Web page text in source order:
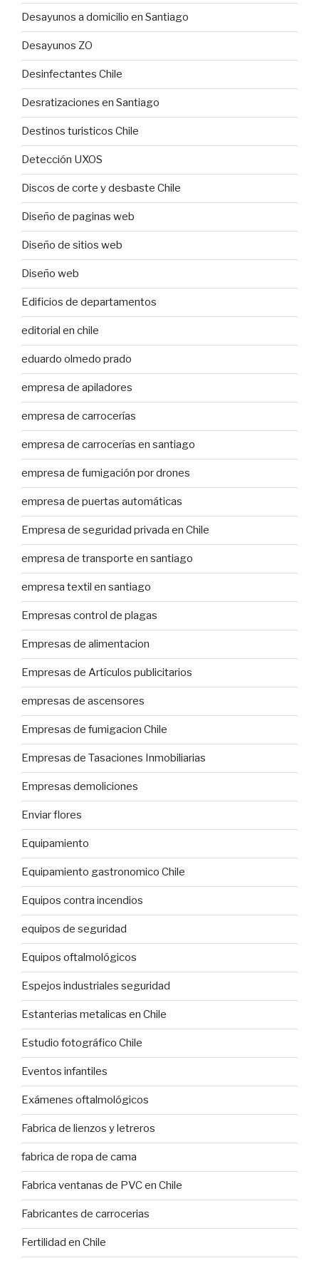
Desayunos a domicilio en Santiago
Desayunos ZO
Desinfectantes Chile
Desratizaciones en Santiago
Destinos turisticos Chile
Detección UXOS
Discos de corte y desbaste Chile
Diseño de paginas web
Diseño de sitios web
Diseño web
Edificios de departamentos
editorial en chile
eduardo olmedo prado
empresa de apiladores
empresa de carrocerías
empresa de carrocerías en santiago
empresa de fumigación por drones
empresa de puertas automáticas
Empresa de seguridad privada en Chile
empresa de transporte en santiago
empresa textil en santiago
Empresas control de plagas
Empresas de alimentacion
Empresas de Artículos publicitarios
empresas de ascensores
Empresas de fumigacion Chile
Empresas de Tasaciones Inmobiliarias
Empresas demoliciones
Enviar flores
Equipamiento
Equipamiento gastronomico Chile
Equipos contra incendios
equipos de seguridad
Equipos oftalmológicos
Espejos industriales seguridad
Estanterias metalicas en Chile
Estudio fotográfico Chile
Eventos infantiles
Exámenes oftalmológicos
Fabrica de lienzos y letreros
fabrica de ropa de cama
Fabrica ventanas de PVC en Chile
Fabricantes de carrocerias
Fertilidad en Chile